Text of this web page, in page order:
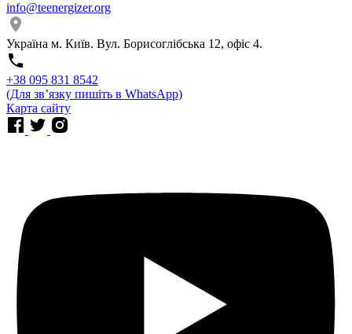
info@teenergizer.org
Україна м. Київ. Вул. Борисоглібська 12, офіс 4.
⁨+38 095 831 8542⁩
(Для звʼязку пишіть в WhatsApp)
Карта сайту